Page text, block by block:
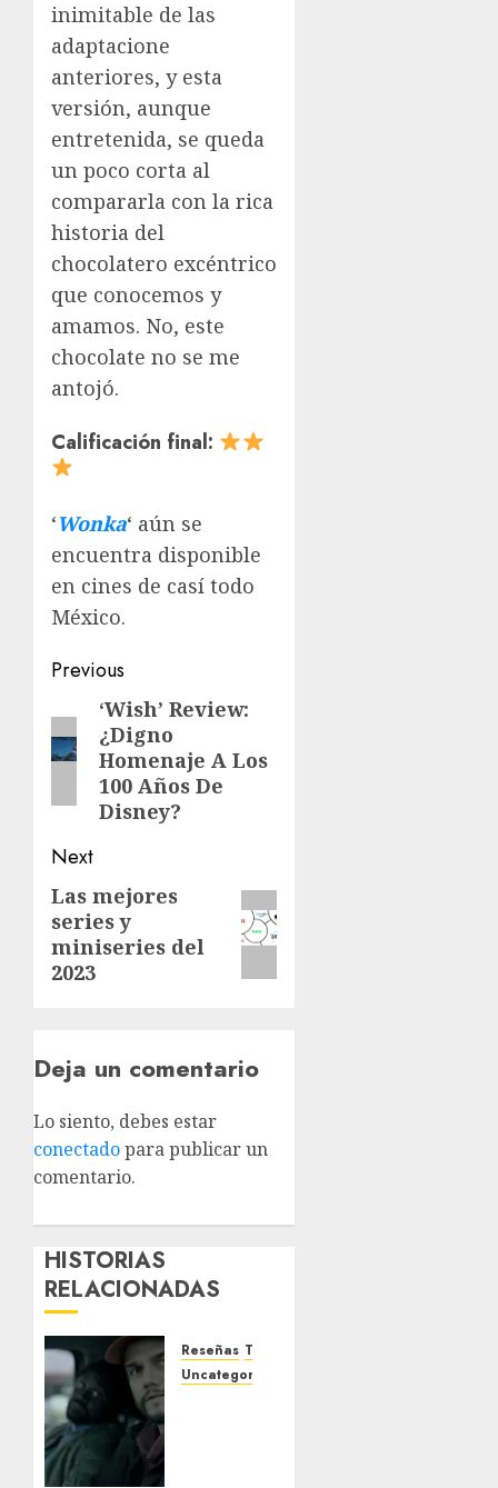
inimitable de las
adaptacione
anteriores, y esta
versión, aunque
entretenida, se queda
un poco corta al
compararla con la rica
historia del
chocolatero excéntrico
que conocemos y
amamos. No, este
chocolate no se me
antojó.
Calificación final:
‘Wonka‘ aún se
encuentra disponible
en cines de casí todo
México.
Previous
‘Wish’ Review:
¿Digno
Homenaje A Los
100 Años De
Disney?
Next
Las mejores
series y
miniseries del
2023
Deja un comentario
Lo siento, debes estar
conectadopara publicar un
comentario.
HISTORIAS
RELACIONADAS
Reseñas Tv
Uncategorized